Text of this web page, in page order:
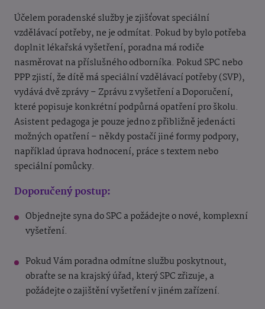
Účelem poradenské služby je zjišťovat speciální
vzdělávací potřeby, ne je odmítat. Pokud by bylo potřeba
doplnit lékařská vyšetření, poradna má rodiče
nasměrovat na příslušného odborníka. Pokud SPC nebo
PPP zjistí, že dítě má speciální vzdělávací potřeby (SVP),
vydává dvě zprávy – Zprávu z vyšetření a Doporučení,
které popisuje konkrétní podpůrná opatření pro školu.
Asistent pedagoga je pouze jedno z přibližně jedenácti
možných opatření – někdy postačí jiné formy podpory,
například úprava hodnocení, práce s textem nebo
speciální pomůcky.
Doporučený postup:
Objednejte syna do SPC a požádejte o nové, komplexní
vyšetření.
Pokud Vám poradna odmítne službu poskytnout,
obraťte se na krajský úřad, který SPC zřizuje, a
požádejte o zajištění vyšetření v jiném zařízení.